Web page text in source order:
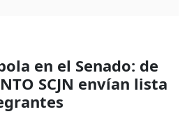
en el Senado: de
SCJN envían lista